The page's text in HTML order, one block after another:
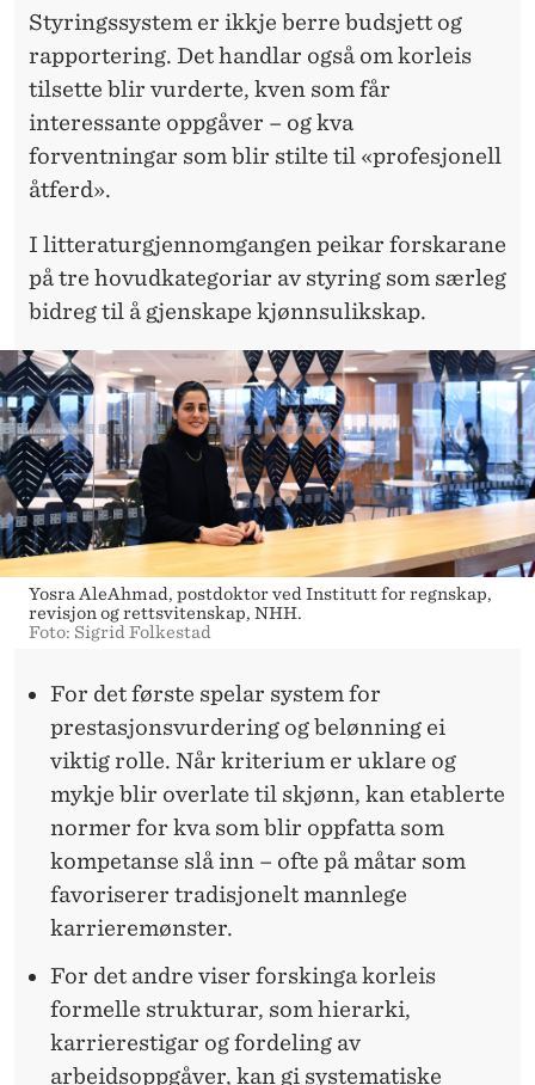
Styringssystem er ikkje berre budsjett og
rapportering. Det handlar også om korleis
tilsette blir vurderte, kven som får
interessante oppgåver – og kva
forventningar som blir stilte til «profesjonell
åtferd».
I litteraturgjennomgangen peikar forskarane
på tre hovudkategoriar av styring som særleg
bidreg til å gjenskape kjønnsulikskap.
Yosra AleAhmad, postdoktor ved Institutt for regnskap,
revisjon og rettsvitenskap, NHH.
Foto: Sigrid Folkestad
For det første spelar system for
prestasjonsvurdering og belønning ei
viktig rolle. Når kriterium er uklare og
mykje blir overlate til skjønn, kan etablerte
normer for kva som blir oppfatta som
kompetanse slå inn – ofte på måtar som
favoriserer tradisjonelt mannlege
karrieremønster.
For det andre viser forskinga korleis
formelle strukturar, som hierarki,
karrierestigar og fordeling av
arbeidsoppgåver, kan gi systematiske